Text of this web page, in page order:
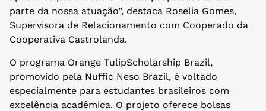
parte da nossa atuação”, destaca Roselia Gomes,
Supervisora de Relacionamento com Cooperado da
Cooperativa Castrolanda.
O programa Orange TulipScholarship Brazil,
promovido pela Nuffic Neso Brazil, é voltado
especialmente para estudantes brasileiros com
excelência acadêmica. O projeto oferece bolsas